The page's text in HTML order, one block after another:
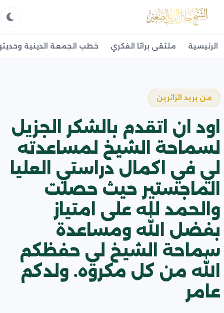
الرئيسية ملتقى براثا الفكري خطب الجمعة الدينية
من بريد الزائرين
اود ان اتقدم بالشكر الجزيل
لسماحة الشيخ لمساعدته
لي في اكمال دراستي العليا
الماجستير حيث حصلت
والحمد لله على امتياز
بفضل الله ومساعدة
سماحة الشيخ لي حفظكم
الله من كل مكروه. ولدكم
عامر